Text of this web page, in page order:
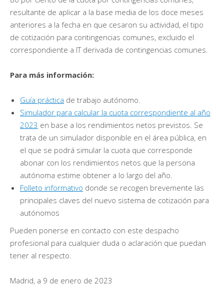
resultante de aplicar a la base media de los doce meses
anteriores a la fecha en que cesaron su actividad, el tipo
de cotización para contingencias comunes, excluido el
correspondiente a IT derivada de contingencias comunes.
Para más información:
Guía práctica de trabajo autónomo.
Simulador para calcular la cuota correspondiente al año
2023 en base a los rendimientos netos previstos. Se
trata de un simulador disponible en el área pública, en
el que se podrá simular la cuota que corresponde
abonar con los rendimientos netos que la persona
autónoma estime obtener a lo largo del año.
Folleto informativo donde se recogen brevemente las
principales claves del nuevo sistema de cotización para
autónomos
Pueden ponerse en contacto con este despacho
profesional para cualquier duda o aclaración que puedan
tener al respecto.
Madrid, a 9 de enero de 2023